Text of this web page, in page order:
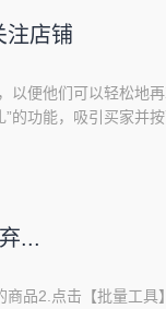
注店铺
以便他们可以轻松地
功能，吸引买家并按
何在前台展示？哪
...
品2.点击【批量工具